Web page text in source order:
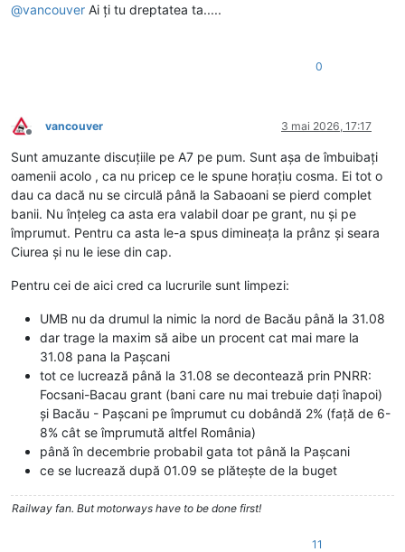
@vancouver Ai ți tu dreptatea ta.....
0
Deconectat
vancouver 3 mai 2026, 17:17
Sunt amuzante discuțiile pe A7 pe pum. Sunt așa de îmbuibați
oamenii acolo , ca nu pricep ce le spune horațiu cosma. Ei tot o
dau ca dacă nu se circulă până la Sabaoani se pierd complet
banii. Nu înțeleg ca asta era valabil doar pe grant, nu și pe
împrumut. Pentru ca asta le-a spus dimineața la prânz și seara
Ciurea și nu le iese din cap.
Pentru cei de aici cred ca lucrurile sunt limpezi:
UMB nu da drumul la nimic la nord de Bacău până la 31.08
dar trage la maxim să aibe un procent cat mai mare la
31.08 pana la Pașcani
tot ce lucrează până la 31.08 se decontează prin PNRR:
Focsani-Bacau grant (bani care nu mai trebuie dați înapoi)
și Bacău - Pașcani pe împrumut cu dobândă 2% (față de 6-
8% cât se împrumută altfel România)
până în decembrie probabil gata tot până la Pașcani
ce se lucrează după 01.09 se plătește de la buget
Railway fan. But motorways have to be done first!
11